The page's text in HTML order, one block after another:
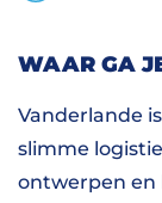
WAAR GA
Vanderlande
slimme
ontwerpen en